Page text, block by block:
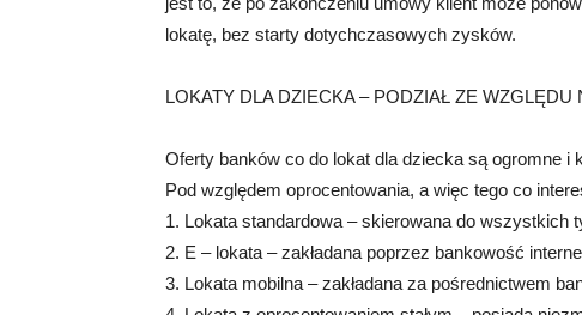
lokatę, bez starty dotychczasowych zysków.
LOKATY DLA DZIECKA – PODZIAŁ ZE WZGLĘDU
Oferty banków co do lokat dla dziecka są ogromne
Pod względem oprocentowania, a więc tego co
1. Lokata standardowa – skierowana do
2. E – lokata – zakładana poprzez bankowość
3. Lokata mobilna – zakładana za pośrednictwem